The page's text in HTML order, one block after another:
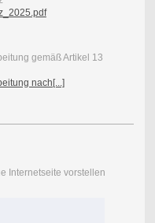
gemäß Artikel 13
nach[...]
Internetseite vorstellen